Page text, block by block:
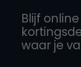
Blijf
waar je